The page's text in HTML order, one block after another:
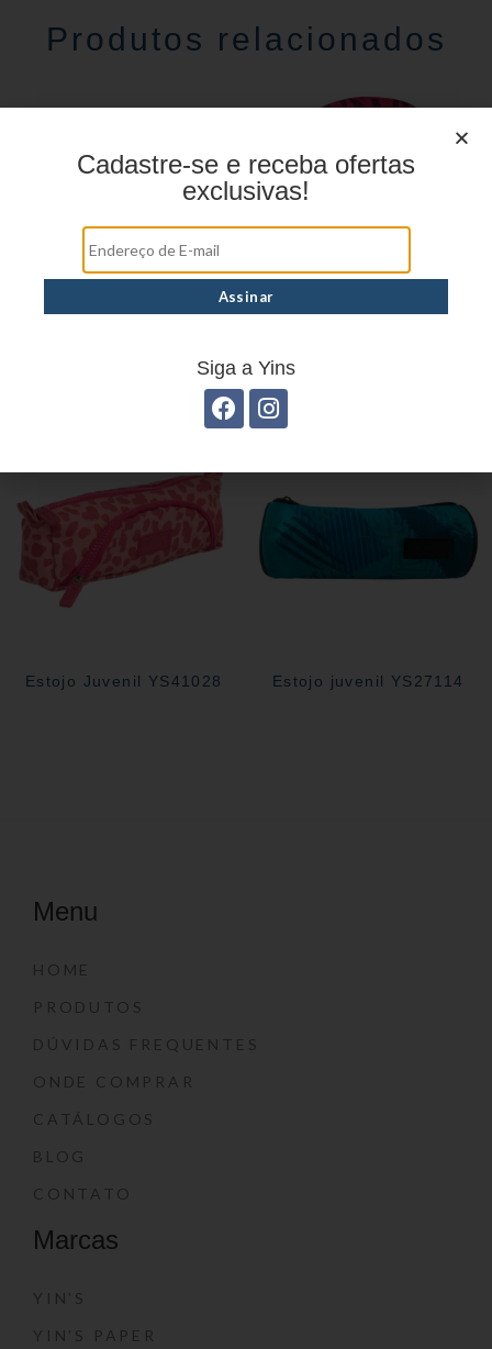
Produtos relacionados
Estojo Juvenil YS41028 Estojo juvenil YS27114
Menu
HOME
PRODUTOS
DÚVIDAS FREQUENTES
ONDE COMPRAR
CATÁLOGOS
BLOG
CONTATO
Marcas
YIN’S
YIN’S PAPER
Cadastre-se e receba ofertas
exclusivas!
Siga a Yins